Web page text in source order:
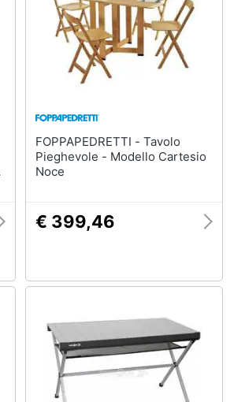
FOPPAPEDRETTI - Tavolo
Pieghevole - Modello Cartesio
Noce
€ 399,46